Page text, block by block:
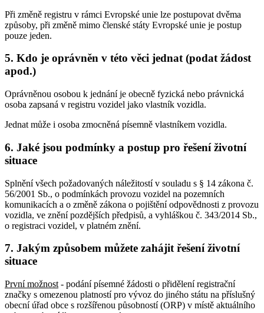
Při změně registru v rámci Evropské unie lze postupovat dvěma
způsoby, při změně mimo členské státy Evropské unie je postup
pouze jeden.
5. Kdo je oprávněn v této věci jednat (podat žádost
apod.)
Oprávněnou osobou k jednání je obecně fyzická nebo právnická
osoba zapsaná v registru vozidel jako vlastník vozidla.
Jednat může i osoba zmocněná písemně vlastníkem vozidla.
6. Jaké jsou podmínky a postup pro řešení životní
situace
Splnění všech požadovaných náležitostí v souladu s § 14 zákona č.
56/2001 Sb., o podmínkách provozu vozidel na pozemních
komunikacích a o změně zákona o pojištění odpovědnosti z provozu
vozidla, ve znění pozdějších předpisů, a vyhláškou č. 343/2014 Sb.,
o registraci vozidel, v platném znění.
7. Jakým způsobem můžete zahájit řešení životní
situace
První možnost - podání písemné žádosti o přidělení registrační
značky s omezenou platností pro vývoz do jiného státu na příslušný
obecní úřad obce s rozšířenou působností (ORP) v místě aktuálního